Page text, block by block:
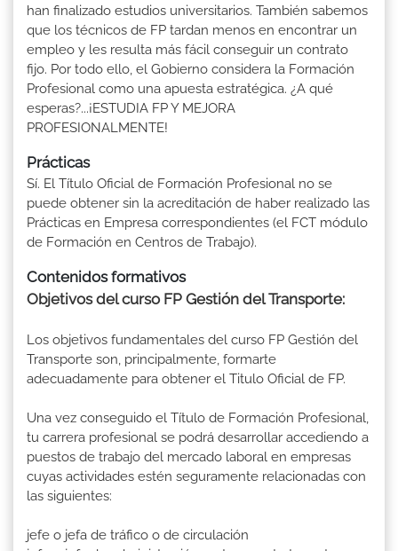
han finalizado estudios universitarios. También sabemos
que los técnicos de FP tardan menos en encontrar un
empleo y les resulta más fácil conseguir un contrato
fijo. Por todo ello, el Gobierno considera la Formación
Profesional como una apuesta estratégica. ¿A qué
esperas?...¡ESTUDIA FP Y MEJORA
PROFESIONALMENTE!
Prácticas
Sí. El Título Oficial de Formación Profesional no se
puede obtener sin la acreditación de haber realizado las
Prácticas en Empresa correspondientes (el FCT módulo
de Formación en Centros de Trabajo).
Contenidos formativos
Objetivos del curso FP Gestión del Transporte:
Los objetivos fundamentales del curso FP Gestión del
Transporte son, principalmente, formarte
adecuadamente para obtener el Titulo Oficial de FP.
Una vez conseguido el Título de Formación Profesional,
tu carrera profesional se podrá desarrollar accediendo a
puestos de trabajo del mercado laboral en empresas
cuyas actividades estén seguramente relacionadas con
las siguientes:
jefe o jefa de tráfico o de circulación